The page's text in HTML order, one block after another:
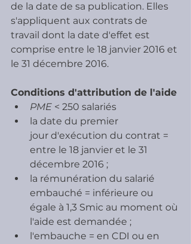
de la date de sa publication. Elles
s'appliquent aux contrats de
travail dont la date d'effet est
comprise entre le 18 janvier 2016 et
le 31 décembre 2016.
Conditions d'attribution de l'aide
PME < 250 salariés
la date du premier
jour d'exécution du contrat =
entre le 18 janvier et le 31
décembre 2016 ;
la rémunération du salarié
embauché = inférieure ou
égale à 1,3 Smic au moment où
l'aide est demandée ;
l'embauche = en CDI ou en